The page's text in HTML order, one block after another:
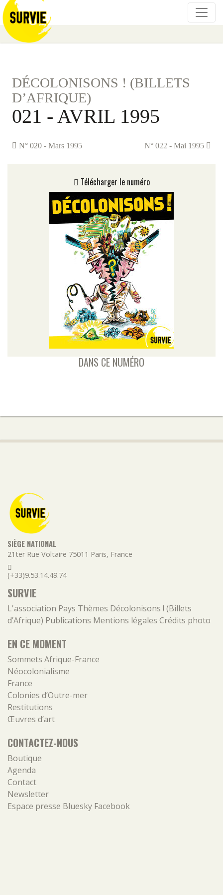
DÉCOLONISONS ! (BILLETS
D’AFRIQUE)
021 - AVRIL 1995
N° 020 - Mars 1995 N° 022 - Mai 1995
Télécharger le numéro
DANS CE NUMÉRO
SIÈGE NATIONAL
21ter Rue Voltaire 75011 Paris, France
(+33)9.53.14.49.74
SURVIE
L'association Pays Thèmes Décolonisons ! (Billets
d’Afrique) Publications Mentions légales Crédits photo
EN CE MOMENT
Sommets Afrique-France
Néocolonialisme
France
Colonies d’Outre-mer
Restitutions
Œuvres d’art
CONTACTEZ-NOUS
Boutique
Agenda
Contact
Newsletter
Espace presse Bluesky Facebook